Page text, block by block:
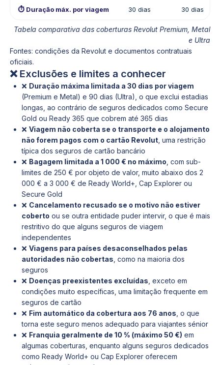
⏱️ Duração máx. por viagem 30 dias 30 dias
Tabela comparativa das coberturas Revolut Premium, Metal
e Ultra
Fontes: condições da Revolut e documentos contratuais
oficiais.
❌ Exclusões e limites a conhecer
❌ Duração máxima limitada a 30 dias por viagem
(Premium e Metal) e 90 dias (Ultra), o que exclui estadias
longas, ao contrário de seguros dedicados como Secure
Gold ou Ready 365 que cobrem até 365 dias
❌ Viagem não coberta se o transporte e o alojamento
não forem pagos com o cartão Revolut , uma restrição
típica dos seguros de cartão bancário
❌ Bagagem limitada a 1 000 € no máximo , com sub-
limites de 250 € por objeto de valor, muito abaixo dos 2
000 € a 3 000 € de Ready World+, Cap Explorer ou
Secure Gold
❌ Cancelamento recusado se o motivo não estiver
coberto ou se outra entidade puder intervir, o que é mais
restritivo do que alguns seguros de viagem
independentes
❌ Viagens para países desaconselhados pelas
autoridades não cobertas , como na maioria dos
seguros
❌ Doenças preexistentes excluídas , exceto em
condições muito específicas, uma limitação frequente em
seguros de cartão
❌ Fim automático da cobertura aos 76 anos , o que
torna este seguro menos adequado para viajantes sénior
❌ Franquia geralmente de 10 % (máximo 50 €) em
algumas coberturas, enquanto alguns seguros dedicados
como Ready World+ ou Cap Explorer oferecem